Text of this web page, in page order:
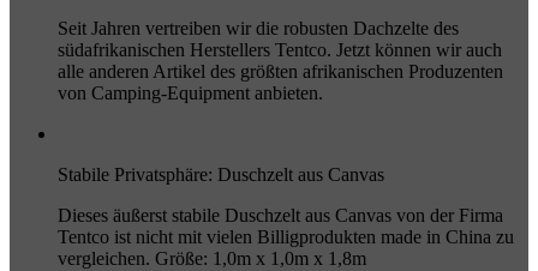
Seit Jahren vertreiben wir die robusten Dachzelte des
südafrikanischen Herstellers Tentco. Jetzt können wir auch
alle anderen Artikel des größten afrikanischen Produzenten
von Camping-Equipment anbieten.
Stabile Privatsphäre: Duschzelt aus Canvas
Dieses äußerst stabile Duschzelt aus Canvas von der Firma
Tentco ist nicht mit vielen Billigprodukten made in China zu
vergleichen. Größe: 1,0m x 1,0m x 1,8m